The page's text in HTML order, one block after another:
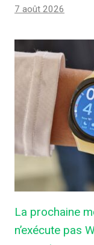
7 août 2026
La prochaine
n’exécute pas